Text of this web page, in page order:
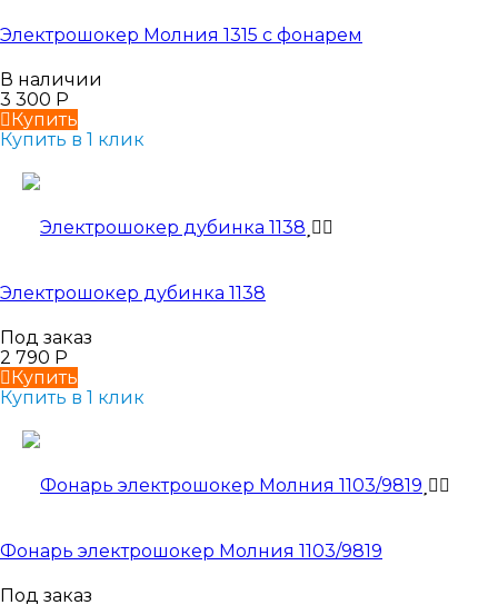
Электрошокер Молния 1315 с фонарем
В наличии
3 300 Р
Купить
Купить в 1 клик
Электрошокер дубинка 1138
Под заказ
2 790 Р
Купить
Купить в 1 клик
Фонарь электрошокер Молния 1103/9819
Под заказ